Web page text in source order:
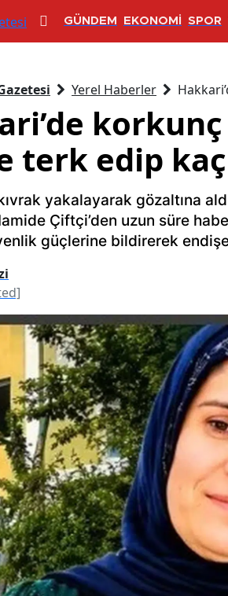
GÜNDEM EKONOMİ SPOR
Yerel Haberler
terk edip
yakalayarak gözaltına
Çiftçi’den uzun süre
güçlerine bildirerek